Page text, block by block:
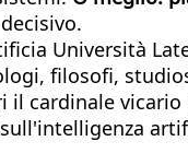
Università
filosofi,
cardinale